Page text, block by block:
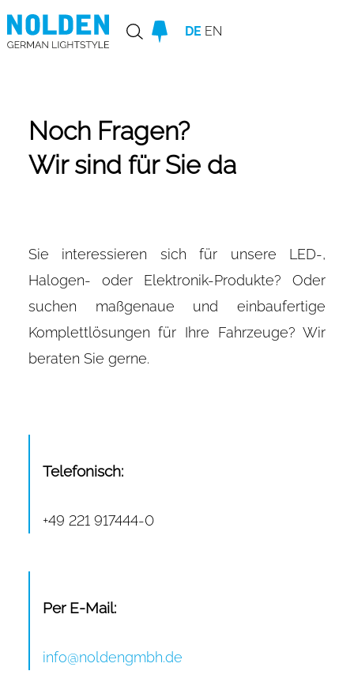
DE EN
Noch Fragen?
Wir sind für Sie da
Sie interessieren sich für unsere LED-,
Halogen- oder Elektronik-Produkte? Oder
suchen maßgenaue und einbaufertige
Komplettlösungen für Ihre Fahrzeuge? Wir
beraten Sie gerne.
Telefonisch:
+49 221 917444-0
Per E-Mail:
info@noldengmbh.de